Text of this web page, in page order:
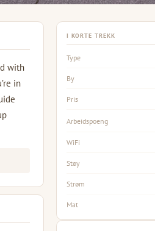
with
in
I KORTE TREKK
Type
By
Pris
Arbeidspoeng
WiFi
Støy
Strøm
Mat